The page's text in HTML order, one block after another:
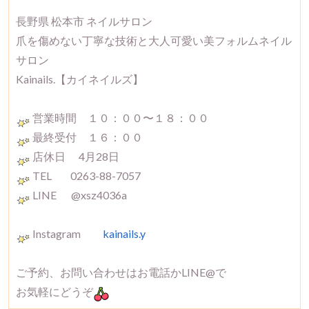
長野県 松本市 ネイルサロン
爪を傷めない丁寧な技術と大人可愛い美フォルムネイル
サロン
Kainails.【カイネイルズ】
営業時間 １０：００〜１８：００
最終受付 １６：００
店休日 4月28日
TEL 0263-88-7057
LINE @xsz4036a
Instagram kainails.y
ご予約、お問い合わせはお電話かLINE@で
お気軽にどうぞ